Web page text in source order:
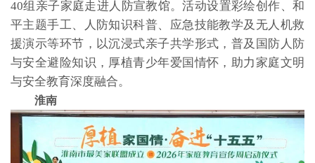
40组亲子家庭走进人防宣教馆。活动设置彩绘创作、和
平主题手工、人防知识科普、应急技能教学及无人机救
援演示等环节，以沉浸式亲子共学形式，普及国防人防
与安全避险知识，厚植青少年爱国情怀，助力家庭文明
与安全教育深度融合。
淮南